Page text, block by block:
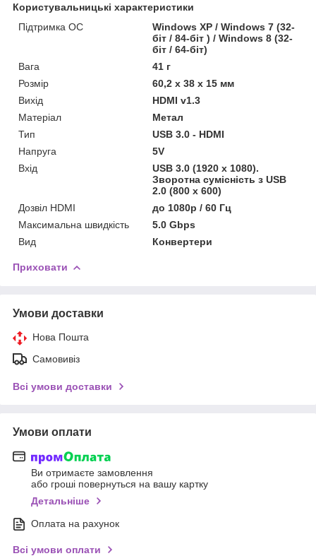
Користувальницькі характеристики
Підтримка ОС
Windows XP / Windows 7 (32-
біт / 84-біт ) / Windows 8 (32-
біт / 64-біт)
Вага
41 г
Розмір
60,2 х 38 х 15 мм
Вихід
HDMI v1.3
Матеріал
Метал
Тип
USB 3.0 - HDMI
Напруга
5V
Вхід
USB 3.0 (1920 х 1080).
Зворотна сумісність з USB
2.0 (800 х 600)
Дозвіл HDMI
до 1080p / 60 Гц
Максимальна швидкість
5.0 Gbps
Вид
Конвертери
Приховати
Умови доставки
Нова Пошта
Самовивіз
Всі умови доставки
Умови оплати
Ви отримаєте замовлення
або гроші повернуться на вашу картку
Детальніше
Оплата на рахунок
Всі умови оплати